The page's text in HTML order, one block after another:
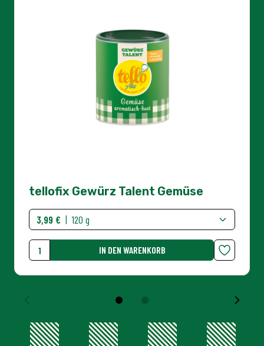
tellofix Gewürz Talent Gemüse
3,99 € | 120 g
Menge
IN DEN WARENKORB